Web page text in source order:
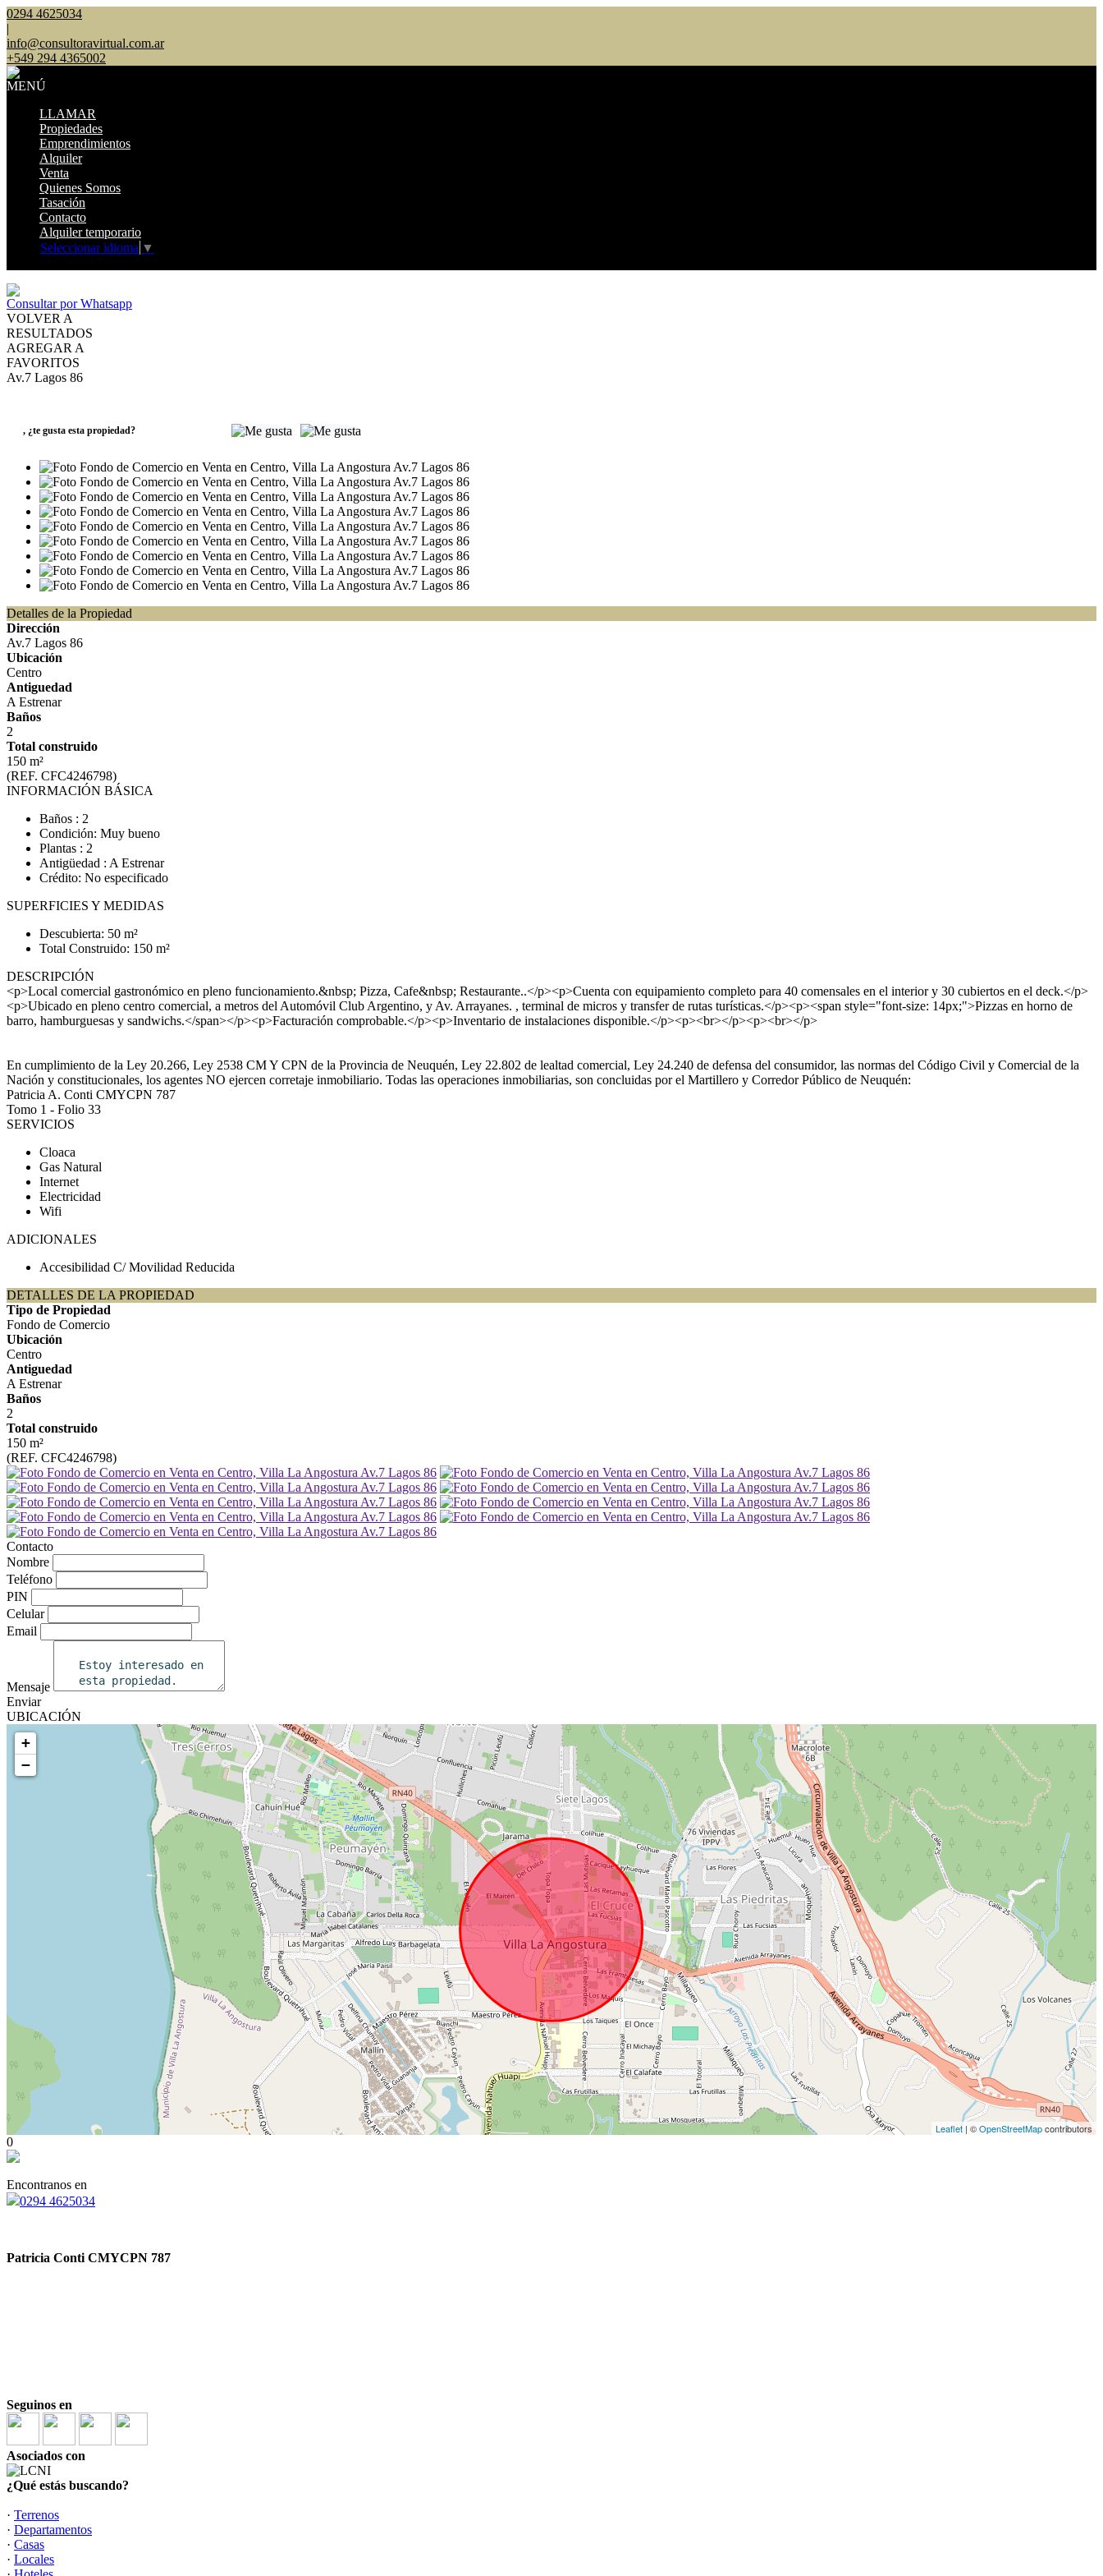
0294 4625034
|
info@consultoravirtual.com.ar
+549 294 4365002
MENÚ
LLAMAR
Propiedades
Emprendimientos
Alquiler
Venta
Quienes Somos
Tasación
Contacto
Alquiler temporario
Seleccionar idioma ▼
Consultar por Whatsapp
VOLVER A
RESULTADOS
AGREGAR A
FAVORITOS
Av.7 Lagos 86
, ¿te gusta esta propiedad?
Detalles de la Propiedad
Dirección
Av.7 Lagos 86
Ubicación
Centro
Antiguedad
A Estrenar
Baños
2
Total construido
150 m²
(REF. CFC4246798)
INFORMACIÓN BÁSICA
Baños : 2
Condición: Muy bueno
Plantas : 2
Antigüedad : A Estrenar
Crédito: No especificado
SUPERFICIES Y MEDIDAS
Descubierta: 50 m²
Total Construido: 150 m²
DESCRIPCIÓN
<p>Local comercial gastronómico en pleno funcionamiento.&nbsp; Pizza, Cafe&nbsp; Restaurante..</p><p>Cuenta con equipamiento completo para 40 comensales en el interior y 30 cubiertos en el deck.</p>
<p>Ubicado en pleno centro comercial, a metros del Automóvil Club Argentino, y Av. Arrayanes. , terminal de micros y transfer de rutas turísticas.</p><p><span style="font-size: 14px;">Pizzas en horno de
barro, hamburguesas y sandwichs.</span></p><p>Facturación comprobable.</p><p>Inventario de instalaciones disponible.</p><p><br></p><p><br></p>
En cumplimiento de la Ley 20.266, Ley 2538 CM Y CPN de la Provincia de Neuquén, Ley 22.802 de lealtad comercial, Ley 24.240 de defensa del consumidor, las normas del Código Civil y Comercial de la
Nación y constitucionales, los agentes NO ejercen corretaje inmobiliario. Todas las operaciones inmobiliarias, son concluidas por el Martillero y Corredor Público de Neuquén:
Patricia A. Conti CMYCPN 787
Tomo 1 - Folio 33
SERVICIOS
Cloaca
Gas Natural
Internet
Electricidad
Wifi
ADICIONALES
Accesibilidad C/ Movilidad Reducida
DETALLES DE LA PROPIEDAD
Tipo de Propiedad
Fondo de Comercio
Ubicación
Centro
Antiguedad
A Estrenar
Baños
2
Total construido
150 m²
(REF. CFC4246798)
Contacto
Nombre
Teléfono
PIN
Celular
Email
Mensaje
Enviar
UBICACIÓN
+
−
Leaflet | ©OpenStreetMapcontributors
0
Encontranos en
0294 4625034
Patricia Conti CMYCPN 787
Seguinos en
Asociados con
¿Qué estás buscando?
· Terrenos
· Departamentos
· Casas
· Locales